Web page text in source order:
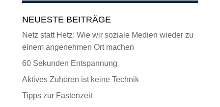
NEUESTE BEITRÄGE
Netz statt Hetz: Wie wir soziale Medien wieder zu
einem angenehmen Ort machen
60 Sekunden Entspannung
Aktives Zuhören ist keine Technik
Tipps zur Fastenzeit